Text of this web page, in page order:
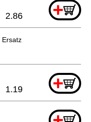
+
2.86
Ersatz
+
1.19